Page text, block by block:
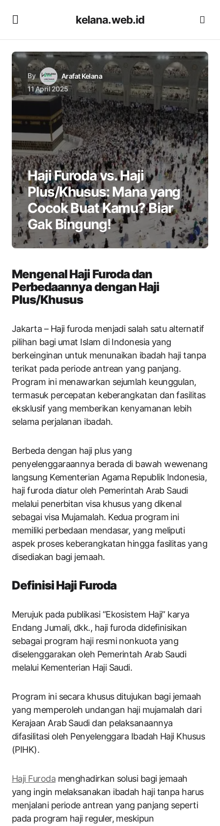
kelana.web.id
By
Arafat Kelana
11 April 2025
Haji Furoda vs. Haji
Plus/Khusus: Mana yang
Cocok Buat Kamu? Biar
Gak Bingung!
Mengenal Haji Furoda dan
Perbedaannya dengan Haji
Plus/Khusus
Jakarta – Haji furoda menjadi salah satu alternatif
pilihan bagi umat Islam di Indonesia yang
berkeinginan untuk menunaikan ibadah haji tanpa
terikat pada periode antrean yang panjang.
Program ini menawarkan sejumlah keunggulan,
termasuk percepatan keberangkatan dan fasilitas
eksklusif yang memberikan kenyamanan lebih
selama perjalanan ibadah.
Berbeda dengan haji plus yang
penyelenggaraannya berada di bawah wewenang
langsung Kementerian Agama Republik Indonesia,
haji furoda diatur oleh Pemerintah Arab Saudi
melalui penerbitan visa khusus yang dikenal
sebagai visa Mujamalah. Kedua program ini
memiliki perbedaan mendasar, yang meliputi
aspek proses keberangkatan hingga fasilitas yang
disediakan bagi jemaah.
Definisi Haji Furoda
Merujuk pada publikasi “Ekosistem Haji” karya
Endang Jumali, dkk., haji furoda didefinisikan
sebagai program haji resmi nonkuota yang
diselenggarakan oleh Pemerintah Arab Saudi
melalui Kementerian Haji Saudi.
Program ini secara khusus ditujukan bagi jemaah
yang memperoleh undangan haji mujamalah dari
Kerajaan Arab Saudi dan pelaksanaannya
difasilitasi oleh Penyelenggara Ibadah Haji Khusus
(PIHK).
Haji Furoda menghadirkan solusi bagi jemaah
yang ingin melaksanakan ibadah haji tanpa harus
menjalani periode antrean yang panjang seperti
pada program haji reguler, meskipun